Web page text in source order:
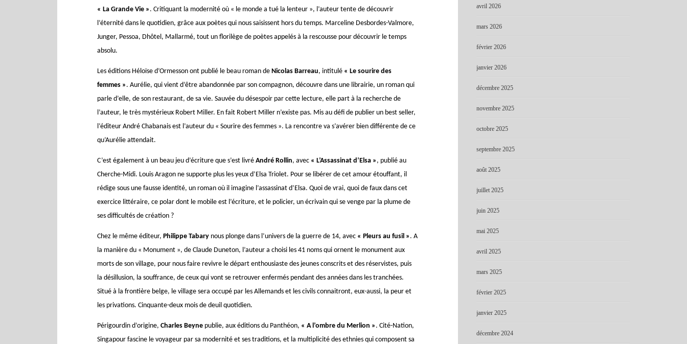
« La Grande Vie » . Critiquant la modernité où « le monde a tué la lenteur », l’auteur tente de découvrir
l’éternité dans le quotidien, grâce aux poètes qui nous saisissent hors du temps. Marceline Desbordes-Valmore,
Junger, Pessoa, Dhôtel, Mallarmé, tout un florilège de poètes appelés à la rescousse pour découvrir le temps
absolu.
Les éditions Héloïse d’Ormesson ont publié le beau roman deNicolas Barreau, intitulé « Le sourire des
femmes » . Aurélie, qui vient d’être abandonnée par son compagnon, découvre dans une librairie, un roman qui
parle d’elle, de son restaurant, de sa vie. Sauvée du désespoir par cette lecture, elle part à la recherche de
l’auteur, le très mystérieux Robert Miller. En fait Robert Miller n’existe pas. Mis au défi de publier un best seller,
l’éditeur André Chabanais est l’auteur du « Sourire des femmes ». La rencontre va s’avérer bien différente de ce
qu’Aurélie attendait.
C’est également à un beau jeu d’écriture que s’est livréAndré Rollin, avec « L’Assassinat d’Elsa » , publié au
Cherche-Midi. Louis Aragon ne supporte plus les yeux d’Elsa Triolet. Pour se libérer de cet amour étouffant, il
rédige sous une fausse identité, un roman où il imagine l’assassinat d’Elsa. Quoi de vrai, quoi de faux dans cet
exercice littéraire, ce polar dont le mobile est l’écriture, et le policier, un écrivain qui se venge par la plume de
ses difficultés de création ?
Chez le même éditeur,Philippe Tabary nous plonge dans l’univers de la guerre de 14, avec « Pleurs au fusil » . A
la manière du « Monument », de Claude Duneton, l’auteur a choisi les 41 noms qui ornent le monument aux
morts de son village, pour nous faire revivre le départ enthousiaste des jeunes conscrits et des réservistes, puis
la désillusion, la souffrance, de ceux qui vont se retrouver enfermés pendant des années dans les tranchées.
Situé à la frontière belge, le village sera occupé par les Allemands et les civils connaitront, eux-aussi, la peur et
les privations. Cinquante-deux mois de deuil quotidien.
Périgourdin d’origine,Charles Beyne publie, aux éditions du Panthéon, « A l’ombre du Merlion » . Cité-Nation,
Singapour fascine le voyageur par sa modernité et ses traditions, et la multiplicité des ethnies qui composent sa
avril 2026
mars 2026
février 2026
janvier 2026
décembre 2025
novembre 2025
octobre 2025
septembre 2025
août 2025
juillet 2025
juin 2025
mai 2025
avril 2025
mars 2025
février 2025
janvier 2025
décembre 2024